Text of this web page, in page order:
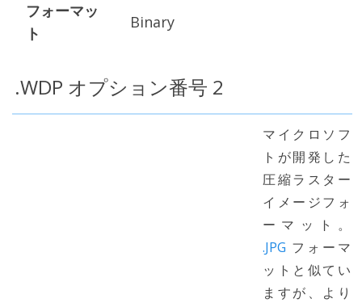
フォーマッ
ト
Binary
.WDP オプション番号 2
マイクロソフ
トが開発した
圧縮ラスター
イメージフォ
ーマット。
.JPG フォーマ
ットと似てい
ますが、より